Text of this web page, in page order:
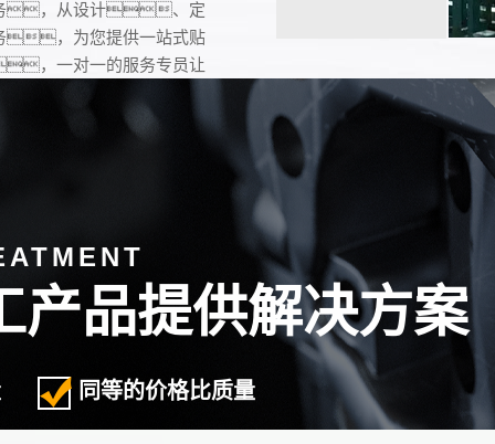
务，从设计、定
，为您提供一站式贴
，一对一的服务专员让
产品提供解决方案
同等的价格比质量
19
2020-03